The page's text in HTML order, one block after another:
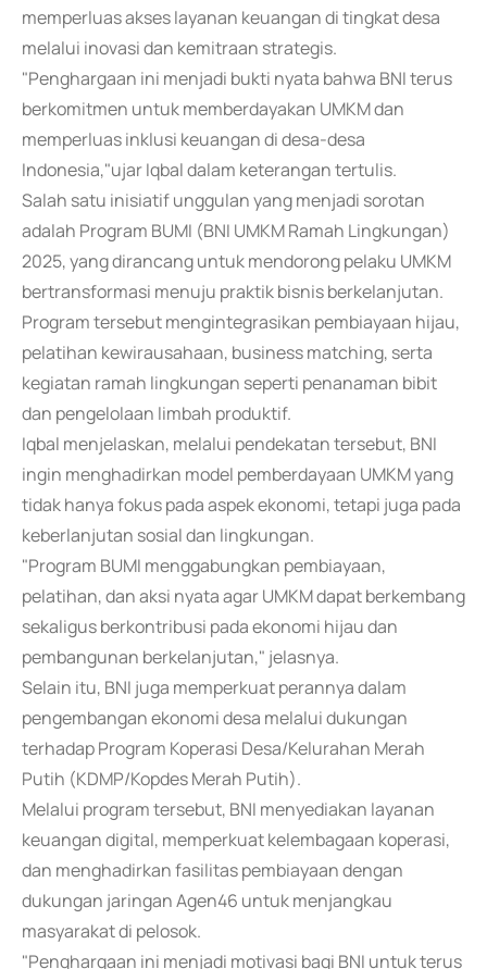
memperluas akses layanan keuangan di tingkat desa
melalui inovasi dan kemitraan strategis.
"Penghargaan ini menjadi bukti nyata bahwa BNI terus
berkomitmen untuk memberdayakan UMKM dan
memperluas inklusi keuangan di desa-desa
Indonesia,"ujar Iqbal dalam keterangan tertulis.
Salah satu inisiatif unggulan yang menjadi sorotan
adalah Program BUMI (BNI UMKM Ramah Lingkungan)
2025, yang dirancang untuk mendorong pelaku UMKM
bertransformasi menuju praktik bisnis berkelanjutan.
Program tersebut mengintegrasikan pembiayaan hijau,
pelatihan kewirausahaan, business matching, serta
kegiatan ramah lingkungan seperti penanaman bibit
dan pengelolaan limbah produktif.
Iqbal menjelaskan, melalui pendekatan tersebut, BNI
ingin menghadirkan model pemberdayaan UMKM yang
tidak hanya fokus pada aspek ekonomi, tetapi juga pada
keberlanjutan sosial dan lingkungan.
"Program BUMI menggabungkan pembiayaan,
pelatihan, dan aksi nyata agar UMKM dapat berkembang
sekaligus berkontribusi pada ekonomi hijau dan
pembangunan berkelanjutan," jelasnya.
Selain itu, BNI juga memperkuat perannya dalam
pengembangan ekonomi desa melalui dukungan
terhadap Program Koperasi Desa/Kelurahan Merah
Putih (KDMP/Kopdes Merah Putih).
Melalui program tersebut, BNI menyediakan layanan
keuangan digital, memperkuat kelembagaan koperasi,
dan menghadirkan fasilitas pembiayaan dengan
dukungan jaringan Agen46 untuk menjangkau
masyarakat di pelosok.
"Penghargaan ini menjadi motivasi bagi BNI untuk terus